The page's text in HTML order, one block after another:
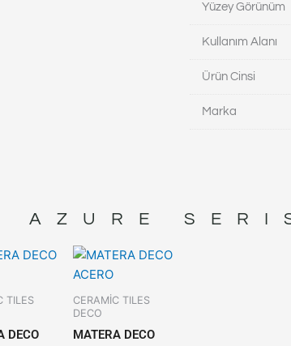
Yüzey Görünüm
Kullanım Alanı
Ürün Cinsi
Marka
AZURE
TILES
DECO
CERAMİC TILES
DECO
MATERA DECO